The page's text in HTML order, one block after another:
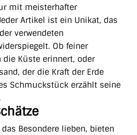
mit meisterhafter
Artikel ist ein Unikat, das
verwendeten
Ob feiner
die Küste erinnert, oder
der die Kraft der Erde
Schmuckstück erzählt seine
Besondere lieben, bieten